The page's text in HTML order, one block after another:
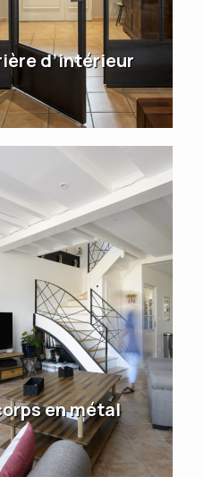
d’intérieur
en métal